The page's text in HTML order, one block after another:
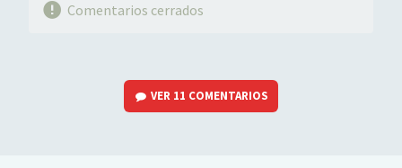
Comentarios cerrados
VER 11 COMENTARIOS